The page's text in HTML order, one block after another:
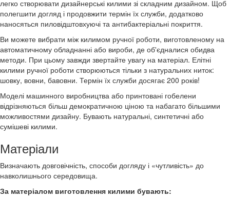
легко створювати дизайнерські килими зі складним дизайном. Щоб
полегшити догляд і продовжити термін їх служби, додатково
наносяться пиловідштовхуючі та антибактеріальні покриття.
Ви можете вибрати між килимом ручної роботи, виготовленому на
автоматичному обладнанні або вироби, де об'єдналися обидва
методи. При цьому завжди звертайте увагу на матеріал. Елітні
килими ручної роботи створюються тільки з натуральних ниток:
шовку, вовни, бавовни. Термін їх служби досягає 200 років!
Моделі машинного виробництва або принтовані гобелени
відрізняються більш демократичною ціною та набагато більшими
можливостями дизайну. Бувають натуральні, синтетичні або
сумішеві килими.
Матеріали
Визначають довговічність, способи догляду і «чутливість» до
навколишнього середовища.
За матеріалом виготовлення килими бувають: